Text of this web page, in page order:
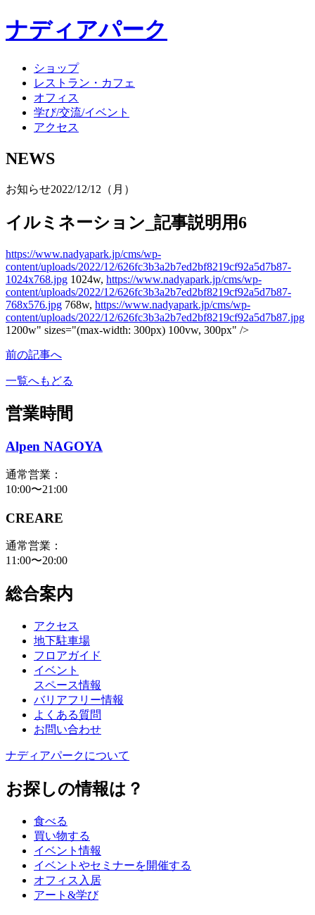
ナディアパーク
ショップ
レストラン・カフェ
オフィス
学び/交流/イベント
アクセス
NEWS
お知らせ2022/12/12（月）
イルミネーション_記事説明用6
https://www.nadyapark.jp/cms/wp-
content/uploads/2022/12/626fc3b3a2b7ed2bf8219cf92a5d7b87-
1024x768.jpg 1024w, https://www.nadyapark.jp/cms/wp-
content/uploads/2022/12/626fc3b3a2b7ed2bf8219cf92a5d7b87-
768x576.jpg 768w, https://www.nadyapark.jp/cms/wp-
content/uploads/2022/12/626fc3b3a2b7ed2bf8219cf92a5d7b87.jpg
1200w" sizes="(max-width: 300px) 100vw, 300px" />
前の記事へ
一覧へもどる
営業時間
Alpen NAGOYA
通常営業：
10:00〜21:00
CREARE
通常営業：
11:00〜20:00
総合案内
アクセス
地下駐車場
フロアガイド
イベント
スペース情報
バリアフリー情報
よくある質問
お問い合わせ
ナディアパークについて
お探しの情報は？
食べる
買い物する
イベント情報
イベントやセミナーを開催する
オフィス入居
アート&学び